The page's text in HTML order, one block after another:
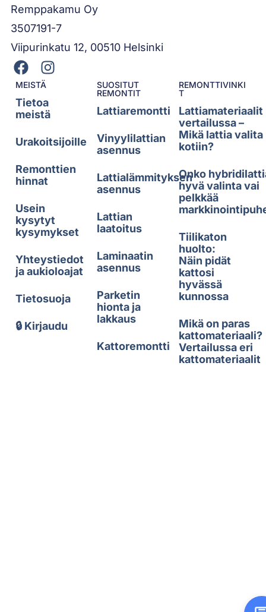
Remppakamu Oy
3507191-7
Viipurinkatu 12, 00510 Helsinki
MEISTÄ
Tietoa
meistä
Urakoitsijoille
Remonttien
hinnat
Usein
kysytyt
kysymykset
Yhteystiedot
ja aukioloajat
Tietosuoja
🔒 Kirjaudu
SUOSITUT
REMONTIT
Lattiaremontti
Vinyylilattian
asennus
Lattialämmityksen
asennus
Lattian
laatoitus
Laminaatin
asennus
Parketin
hionta ja
lakkaus
Kattoremontti
REMONTTIVINKI
T
Lattiamateriaalit
vertailussa –
Mikä lattia valita
kotiin?
Onko
hyvä valinta vai
pelkkää
Tiilikaton
huolto:
Näin pidät
kattosi
hyvässä
kunnossa
Mikä on paras
kattomateriaali?
Vertailussa eri
kattomateriaalit